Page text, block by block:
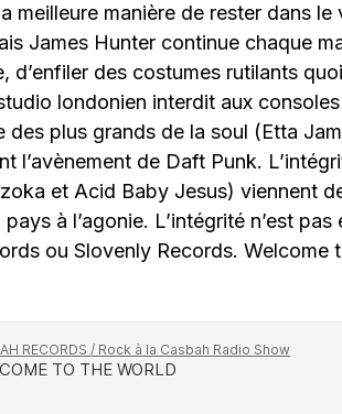
meilleure manière de rester dans
James Hunter continue chaque
d’enfiler des costumes rutilants
londonien interdit aux
des plus grands de la soul (Etta
l’avènement de Daft Punk.
et Acid Baby Jesus) viennent
à l’agonie. L’intégrité n’est
ou Slovenly Records. Welcome